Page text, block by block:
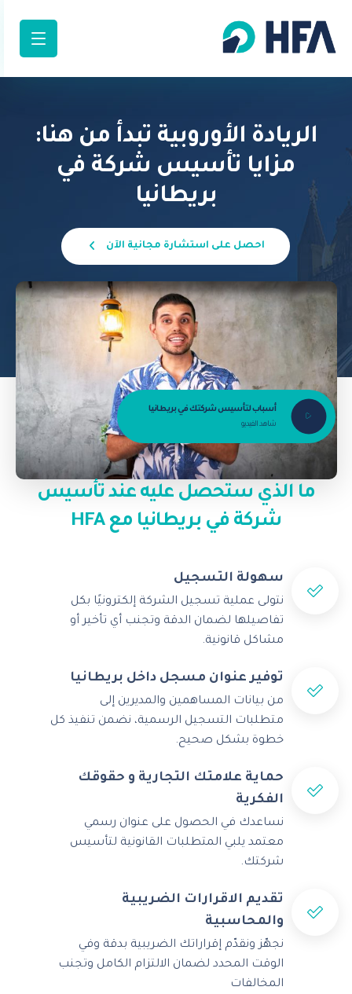
الريادة الأوروبية تبدأ من هنا:
مزايا تأسيس شركة في
بريطانيا
احصل على استشارة مجانية الآن
أسباب لتأسيس شركتك في بريطانيا
شاهد الفيديو
ما الذي ستحصل عليه عند تأسيس
شركة في بريطانيا مع HFA
سهولة التسجيل
نتولى عملية تسجيل الشركة إلكترونيًا بكل
تفاصيلها لضمان الدقة وتجنب أي تأخير أو
مشاكل قانونية.
توفير عنوان مسجل داخل بريطانيا
من بيانات المساهمين والمديرين إلى
متطلبات التسجيل الرسمية، نضمن تنفيذ كل
خطوة بشكل صحيح.
حماية علامتك التجارية و حقوقك
الفكرية
نساعدك في الحصول على عنوان رسمي
معتمد يلبي المتطلبات القانونية لتأسيس
شركتك.
تقديم الاقرارات الضريبية
والمحاسبية
نجهّز ونقدّم إقراراتك الضريبية بدقة وفي
الوقت المحدد لضمان الالتزام الكامل وتجنب
المخالفات